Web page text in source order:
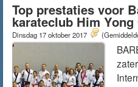
Top prestaties voor
karateclub Him Yong
Dinsdag 17 oktober 2017